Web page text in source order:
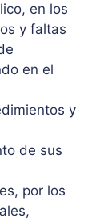
en los
y faltas
en el
y
de sus
por los